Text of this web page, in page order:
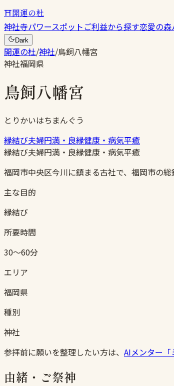
⛩開運の杜
神社寺パワースポットご利益から探す恋愛の森
Dark
開運の杜/神社/鳥飼八幡宮
神社福岡県
鳥飼八幡宮
とりかいはちまんぐう
縁結び夫婦円満・良縁健康・病気平癒
縁結び夫婦円満・良縁健康・病気平癒
福岡市中央区今川に鎮まる古社で、福岡市の
主な目的
縁結び
所要時間
30〜60分
エリア
福岡県
種別
神社
参拝前に願いを整理したい方は、 AIメンター
由緒・ご祭神